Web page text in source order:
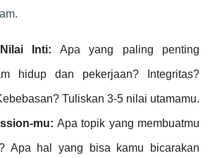
Inti: Apa yang paling penting
hidup dan pekerjaan? Integritas?
Tuliskan 3-5 nilai utamamu.
mu: Apa topik yang membuatmu
Apa hal yang bisa kamu bicarakan